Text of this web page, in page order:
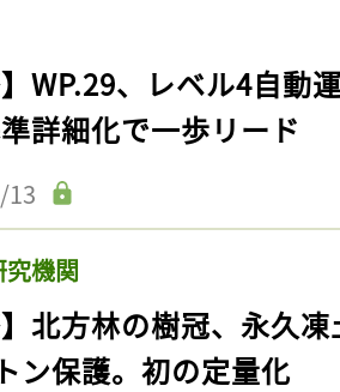
】WP.29、レベル4自動
詳細化で一歩リード
13
機関
】北方林の樹冠、永久
ン保護。初の定量化